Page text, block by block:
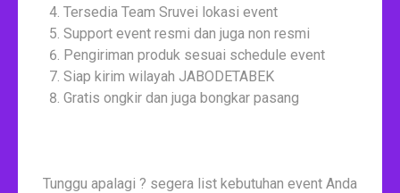
Tersedia Team Sruvei lokasi event
Support event resmi dan juga non resmi
Pengiriman produk sesuai schedule event
Siap kirim wilayah JABODETABEK
Gratis ongkir dan juga bongkar pasang
Tunggu apalagi ? segera list kebutuhan event Anda